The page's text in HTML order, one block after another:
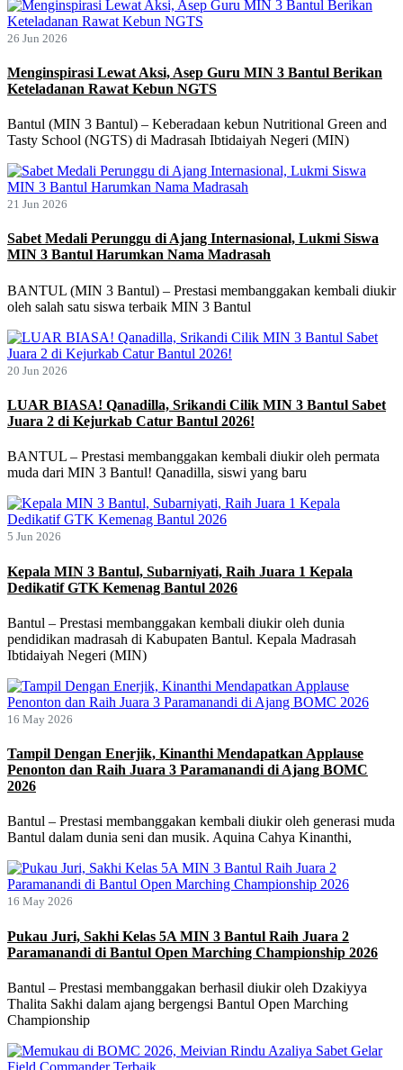
26 Jun 2026
Menginspirasi Lewat Aksi, Asep Guru MIN 3 Bantul Berikan
Keteladanan Rawat Kebun NGTS
Bantul (MIN 3 Bantul) – Keberadaan kebun Nutritional Green and
Tasty School (NGTS) di Madrasah Ibtidaiyah Negeri (MIN)
21 Jun 2026
Sabet Medali Perunggu di Ajang Internasional, Lukmi Siswa
MIN 3 Bantul Harumkan Nama Madrasah
BANTUL (MIN 3 Bantul) – Prestasi membanggakan kembali diukir
oleh salah satu siswa terbaik MIN 3 Bantul
20 Jun 2026
LUAR BIASA! Qanadilla, Srikandi Cilik MIN 3 Bantul Sabet
Juara 2 di Kejurkab Catur Bantul 2026!
BANTUL – Prestasi membanggakan kembali diukir oleh permata
muda dari MIN 3 Bantul! Qanadilla, siswi yang baru
5 Jun 2026
Kepala MIN 3 Bantul, Subarniyati, Raih Juara 1 Kepala
Dedikatif GTK Kemenag Bantul 2026
Bantul – Prestasi membanggakan kembali diukir oleh dunia
pendidikan madrasah di Kabupaten Bantul. Kepala Madrasah
Ibtidaiyah Negeri (MIN)
16 May 2026
Tampil Dengan Enerjik, Kinanthi Mendapatkan Applause
Penonton dan Raih Juara 3 Paramanandi di Ajang BOMC
2026
Bantul – Prestasi membanggakan kembali diukir oleh generasi muda
Bantul dalam dunia seni dan musik. Aquina Cahya Kinanthi,
16 May 2026
Pukau Juri, Sakhi Kelas 5A MIN 3 Bantul Raih Juara 2
Paramanandi di Bantul Open Marching Championship 2026
Bantul – Prestasi membanggakan berhasil diukir oleh Dzakiyya
Thalita Sakhi dalam ajang bergengsi Bantul Open Marching
Championship